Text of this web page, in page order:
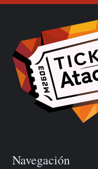
Navegación